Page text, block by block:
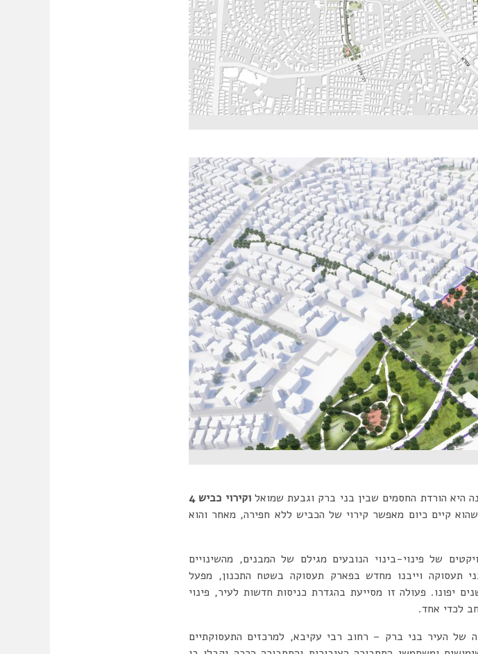
היא הורדת החסמים שבין בני ברק וגבעת שמואלוקירוי כביש 4
קיים כיום מאפשר קירוי של הכביש ללא חפירה, מאחר והוא
של פינוי-בינוי הנובעים מגילם של המבנים, מהשינויים
תעסוקה וייבנו מחדש בפארק תעסוקה בשטח התכנון, מפעל
יפונו. פעולה זו מסייעת בהגדרת כניסות חדשות לעיר, פינוי
לכדי אחד.
של העיר בני ברק – רחוב רבי עקיבא, למרכזים התעסוקתיים